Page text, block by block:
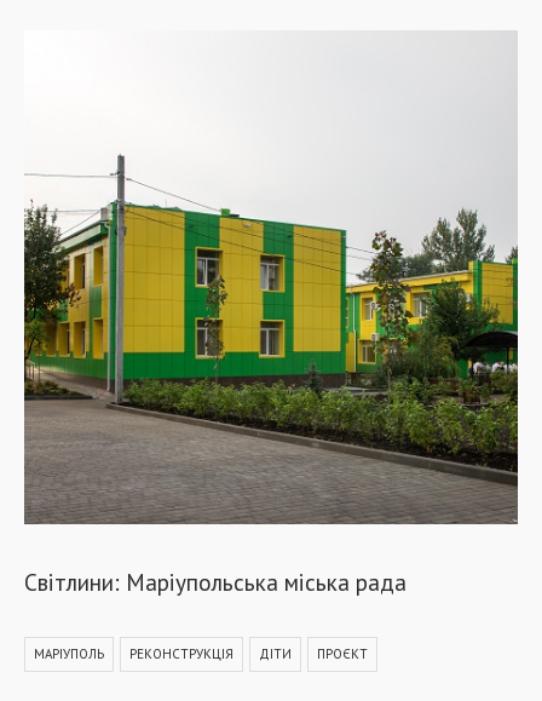
Світлини: Маріупольська міська рада
МАРІУПОЛЬ РЕКОНСТРУКЦІЯ ДІТИ ПРОЄКТ